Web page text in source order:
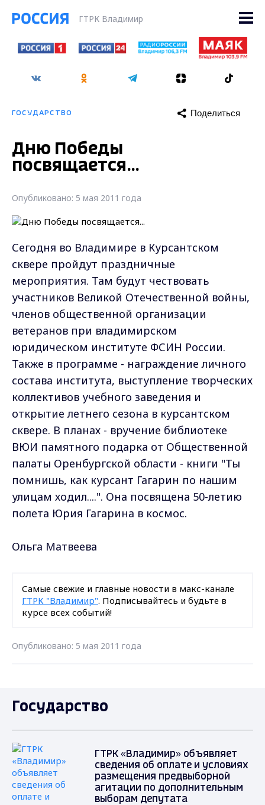
ГТРК Владимир
ГОСУДАРСТВО Поделиться
Дню Победы
посвящается...
Опубликовано: 5 мая 2011 года
Сегодня во Владимире в Курсантском
сквере пройдут праздничные
мероприятия. Там будут чествовать
участников Великой Отечественной войны,
членов общественной организации
ветеранов при владимирском
юридическом институте ФСИН России.
Также в программе - награждение личного
состава института, выступление творческих
коллективов учебного заведения и
открытие летнего сезона в курсантском
сквере. В планах - вручение библиотеке
ВЮИ памятного подарка от Общественной
палаты Оренбургской области - книги "Ты
помнишь, как курсант Гагарин по нашим
улицам ходил....". Она посвящена 50-летию
полета Юрия Гагарина в космос.
Ольга Матвеева
Самые свежие и главные новости в макс-канале
ГТРК "Владимир". Подписывайтесь и будьте в
курсе всех событий!
Опубликовано: 5 мая 2011 года
Государство
ГТРК «Владимир» объявляет
сведения об оплате и условиях
размещения предвыборной
агитации по дополнительным
выборам депутата